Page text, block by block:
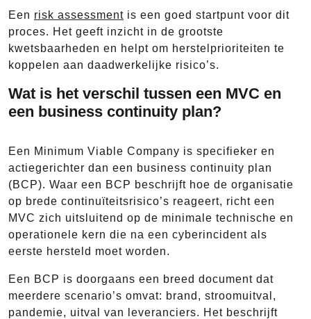
Een risk assessment is een goed startpunt voor dit
proces. Het geeft inzicht in de grootste
kwetsbaarheden en helpt om herstelprioriteiten te
koppelen aan daadwerkelijke risico’s.
Wat is het verschil tussen een MVC en
een business continuity plan?
Een Minimum Viable Company is specifieker en
actiegerichter dan een business continuity plan
(BCP). Waar een BCP beschrijft hoe de organisatie
op brede continuïteitsrisico’s reageert, richt een
MVC zich uitsluitend op de minimale technische en
operationele kern die na een cyberincident als
eerste hersteld moet worden.
Een BCP is doorgaans een breed document dat
meerdere scenario’s omvat: brand, stroomuitval,
pandemie, uitval van leveranciers. Het beschrijft